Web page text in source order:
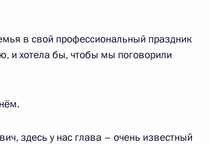
России
в свой профессиональный праздник
и хотела бы, чтобы мы поговорили
здесь у нас глава – очень известный